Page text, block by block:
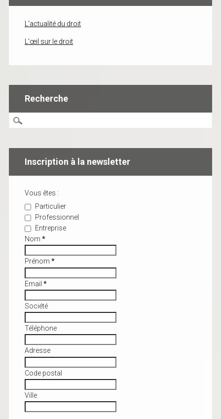
L'actualité du droit
L'œil sur le droit
Recherche
Inscription à la newsletter
Vous êtes :
Particulier
Professionnel
Entreprise
Nom *
Prénom *
Email *
Société
Téléphone
Adresse
Code postal
Ville